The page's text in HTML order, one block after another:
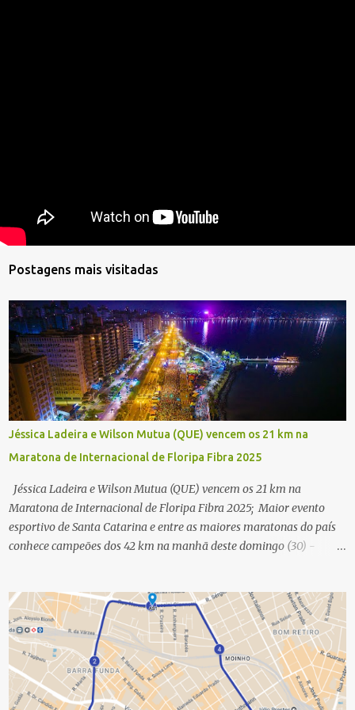
Postagens mais visitadas
Jéssica Ladeira e Wilson Mutua (QUE) vencem os 21 km na
Maratona de Internacional de Floripa Fibra 2025
Jéssica Ladeira e Wilson Mutua (QUE) vencem os 21 km na
Maratona de Internacional de Floripa Fibra 2025; Maior evento
esportivo de Santa Catarina e entre as maiores maratonas do país
conhece campeões dos 42 km na manhã deste domingo (30) -
Floripa Fibra 2025. Na manhã deste sábado (30) foram conhecidos
os campeões dos 21 km do maior evento esportivo de Santa
Catarina. A mineira Jessica Ladeira e o queniano Wilson Mutua
foram os vencedores da meia maratona, ambos com a quebra de
recorde da prova. Neste domingo (31) será a vez da prova principal,
os 42,195 km da maratona, além da corrida de 5 KM. As largadas,